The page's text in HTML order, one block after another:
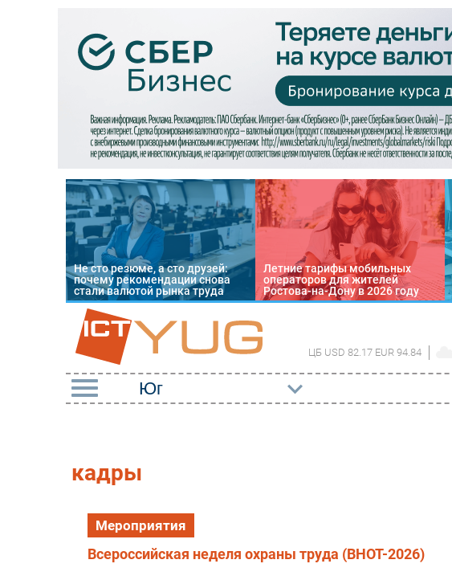
Не сто резюме, а сто друзей:
почему рекомендации снова
стали валютой рынка труда
Летние тарифы мобильных
операторов для жителей
Ростова-на-Дону в 2026 году
ЦБ USD 82.17 EUR 94.84
Импорто­замещение
Промышленности
Интернет
Мобильная связь
ПО
кадры
Мероприятия
Всероссийская неделя охраны труда (ВНОТ-2026)